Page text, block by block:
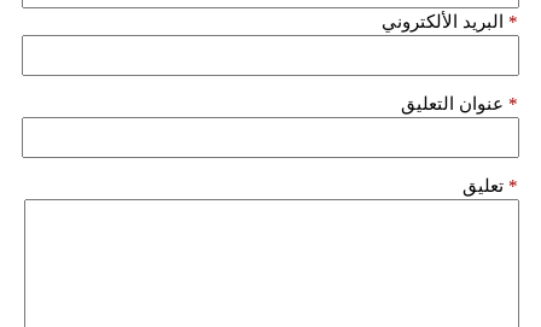
البريد الألكتروني *
عنوان التعليق *
تعليق *